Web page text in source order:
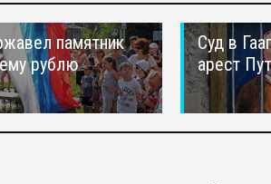
памятник
рублю
Суд в
арест